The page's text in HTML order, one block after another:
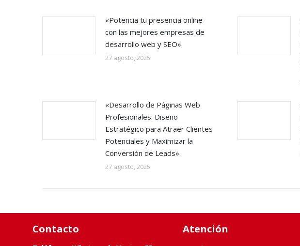
«Potencia tu presencia online
con las mejores empresas de
desarrollo web y SEO»
27 agosto, 2025
«Desarrollo de Páginas Web
Profesionales: Diseño
Estratégico para Atraer Clientes
Potenciales y Maximizar la
Conversión de Leads»
27 agosto, 2025
Contacto Atención